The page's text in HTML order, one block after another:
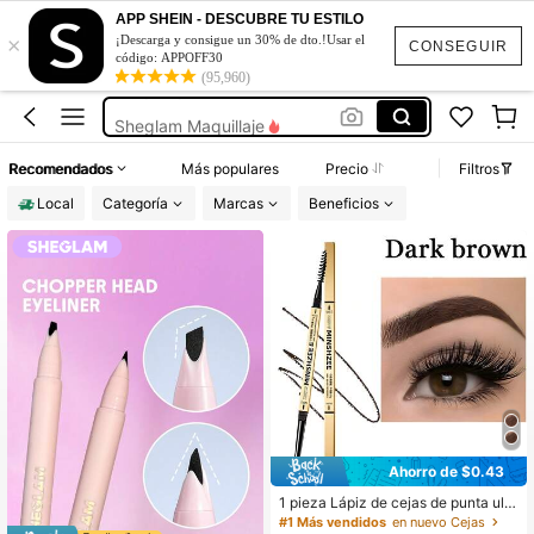
CONSEGUIR
×
APP SHEIN - DESCUBRE TU ESTILO
¡Descarga y consigue un 30% de dto.!Usar el
código: APPOFF30
(95,960)
Makeup
Sheglam
Maquillaje
Sheglam Maquillaje
Sheglam
Recomendados Más populares Precio
Filtros
Local
Categoría Marcas Beneficios
Ahorro de $0.43
1 pieza Lápiz de cejas de punta ultr
afina, resistente al agua, resistente
#1 Más vendidos en nuevo Cejas